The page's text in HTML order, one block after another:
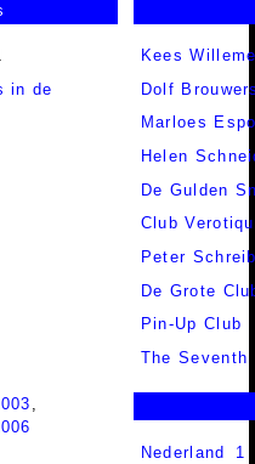
in de
Kees
Dolf
Marloes
Helen
De Gulden
Club
Peter
De Grote
Pin-Up Club
The Seventh
,
Nederland